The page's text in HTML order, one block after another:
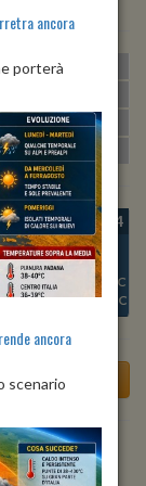
U:
U:79% 83%
U:77%
GIO 13
Min:24°C
Max:32°C
VEN 14
24°C
Max:30°C
ancora
porterà
ancora
scenario